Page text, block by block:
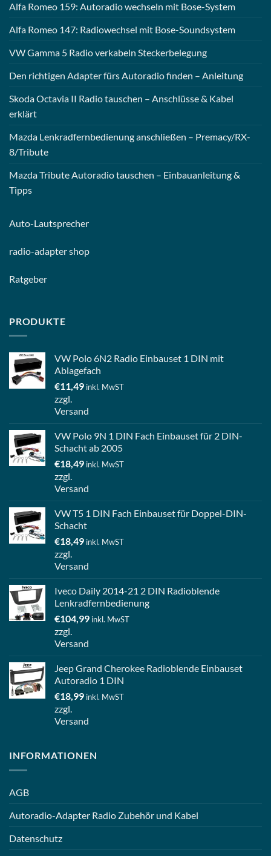
Alfa Romeo 159: Autoradio wechseln mit Bose-System
Alfa Romeo 147: Radiowechsel mit Bose-Soundsystem
VW Gamma 5 Radio verkabeln Steckerbelegung
Den richtigen Adapter fürs Autoradio finden – Anleitung
Skoda Octavia II Radio tauschen – Anschlüsse & Kabel
erklärt
Mazda Lenkradfernbedienung anschließen – Premacy/RX-
8/Tribute
Mazda Tribute Autoradio tauschen – Einbauanleitung &
Tipps
Auto-Lautsprecher
radio-adapter shop
Ratgeber
PRODUKTE
VW Polo 6N2 Radio Einbauset 1 DIN mit
Ablagefach
€11,49 inkl. MwST
zzgl.
Versand
VW Polo 9N 1 DIN Fach Einbauset für 2 DIN-
Schacht ab 2005
€18,49 inkl. MwST
zzgl.
Versand
VW T5 1 DIN Fach Einbauset für Doppel-DIN-
Schacht
€18,49 inkl. MwST
zzgl.
Versand
Iveco Daily 2014-21 2 DIN Radioblende
Lenkradfernbedienung
€104,99 inkl. MwST
zzgl.
Versand
Jeep Grand Cherokee Radioblende Einbauset
Autoradio 1 DIN
€18,99 inkl. MwST
zzgl.
Versand
INFORMATIONEN
AGB
Autoradio-Adapter Radio Zubehör und Kabel
Datenschutz